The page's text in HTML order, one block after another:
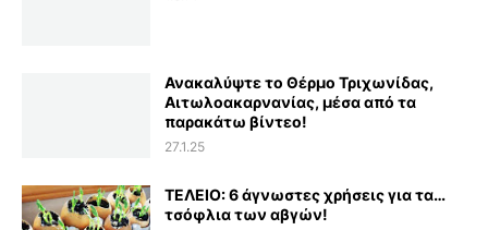
Ανακαλύψτε το Θέρμο Τριχωνίδας,
Αιτωλοακαρνανίας, μέσα από τα
παρακάτω βίντεο!
27.1.25
ΤΕΛΕΙΟ: 6 άγνωστες χρήσεις για τα…
τσόφλια των αβγών!